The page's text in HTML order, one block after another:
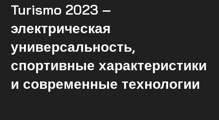
Turismo 2023 –
электрическая
универсальность,
спортивные характеристики
и современные технологии